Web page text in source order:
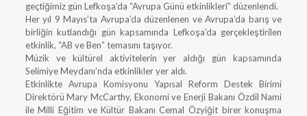
geçtiğimiz gün Lefkoşa’da “Avrupa Günü etkinlikleri” düzenlendi.
Her yıl 9 Mayıs’ta Avrupa’da düzenlenen ve Avrupa’da barış ve
birliğin kutlandığı gün kapsamında Lefkoşa’da gerçekleştirilen
etkinlik, “AB ve Ben” temasını taşıyor.
Müzik ve kültürel aktivitelerin yer aldığı gün kapsamında
Selimiye Meydanı’nda etkinlikler yer aldı.
Etkinlikte Avrupa Komisyonu Yapısal Reform Destek Birimi
Direktörü Mary McCarthy, Ekonomi ve Enerji Bakanı Özdil Nami
ile Milli Eğitim ve Kültür Bakanı Cemal Özyiğit birer konuşma